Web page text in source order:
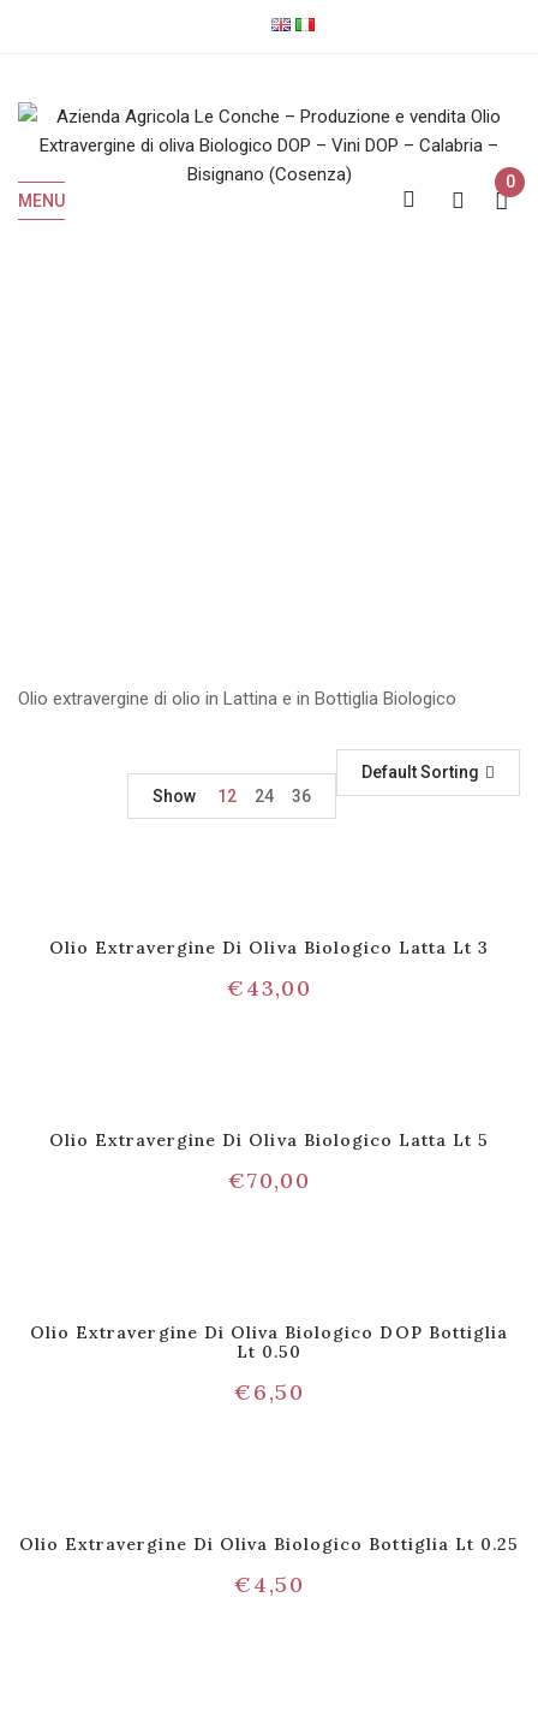
MENU
0
Olio extravergine di olio in Lattina e in Bottiglia Biologico
Default Sorting
Show
12 24 36
Olio Extravergine Di Oliva Biologico Latta Lt 3
€43,00
Olio Extravergine Di Oliva Biologico Latta Lt 5
€70,00
Olio Extravergine Di Oliva Biologico DOP Bottiglia
Lt 0.50
€6,50
Olio Extravergine Di Oliva Biologico Bottiglia Lt 0.25
€4,50